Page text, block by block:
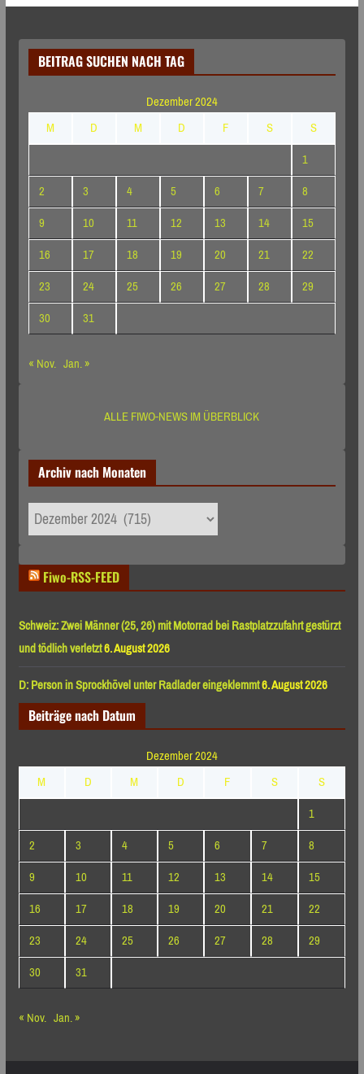
BEITRAG SUCHEN NACH TAG
Dezember 2024
M
D M D F S
S
1
2
3 4 5 6 7
8
9
10 11 12 13 14
15
16
17 18 19 20 21
22
23
24 25 26 27 28
29
30
31
« Nov. Jan. »
ALLE FIWO-NEWS IM ÜBERBLICK
Archiv nach Monaten
Archiv
nach
Fiwo-RSS-FEED
Schweiz: Zwei Männer (25, 26) mit Motorrad bei Rastplatzzufahrt gestürzt
und tödlich verletzt6. August 2026
D: Person in Sprockhövel unter Radlader eingeklemmt6. August 2026
Beiträge nach Datum
Dezember 2024
M
D M D F S
S
1
2
3 4 5 6 7
8
9
10 11 12 13 14
15
16
17 18 19 20 21
22
23
24 25 26 27 28
29
30
31
« Nov. Jan. »